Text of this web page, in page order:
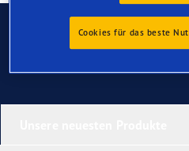
Kontaktieren Sie uns
Cookies für das beste